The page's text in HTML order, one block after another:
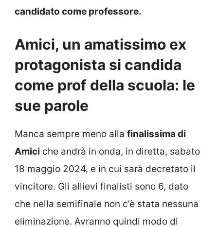
candidato come professore.
Amici, un amatissimo ex
protagonista si candida
come prof della scuola: le
sue parole
Manca sempre meno alla finalissima di
Amici che andrà in onda, in diretta, sabato
18 maggio 2024, e in cui sarà decretato il
vincitore. Gli allievi finalisti sono 6, dato
che nella semifinale non c’è stata nessuna
eliminazione. Avranno quindi modo di